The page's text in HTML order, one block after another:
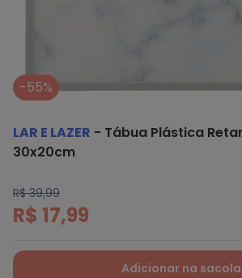
-55%
LAR E LAZER - Tábua Plástica
30x20cm
R$ 39,99
R$ 17,99
Adicionar na sacola